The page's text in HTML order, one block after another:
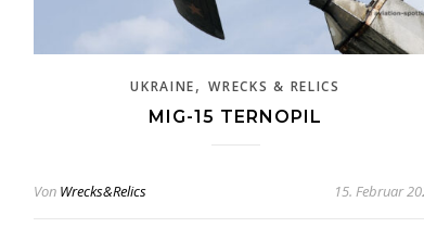
UKRAINE,WRECKS & RELICS
MIG-15 TERNOPIL
Von Wrecks&Relics 15. Februar